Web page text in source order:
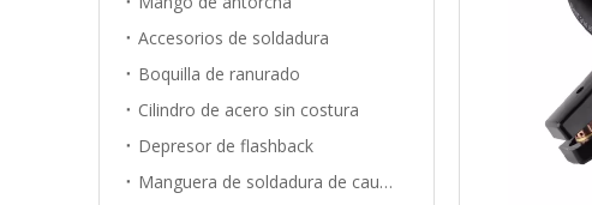
Accesorios de soldadura
Boquilla de ranurado
Cilindro de acero sin costura
Depresor de flashback
Manguera de soldadura de caucho